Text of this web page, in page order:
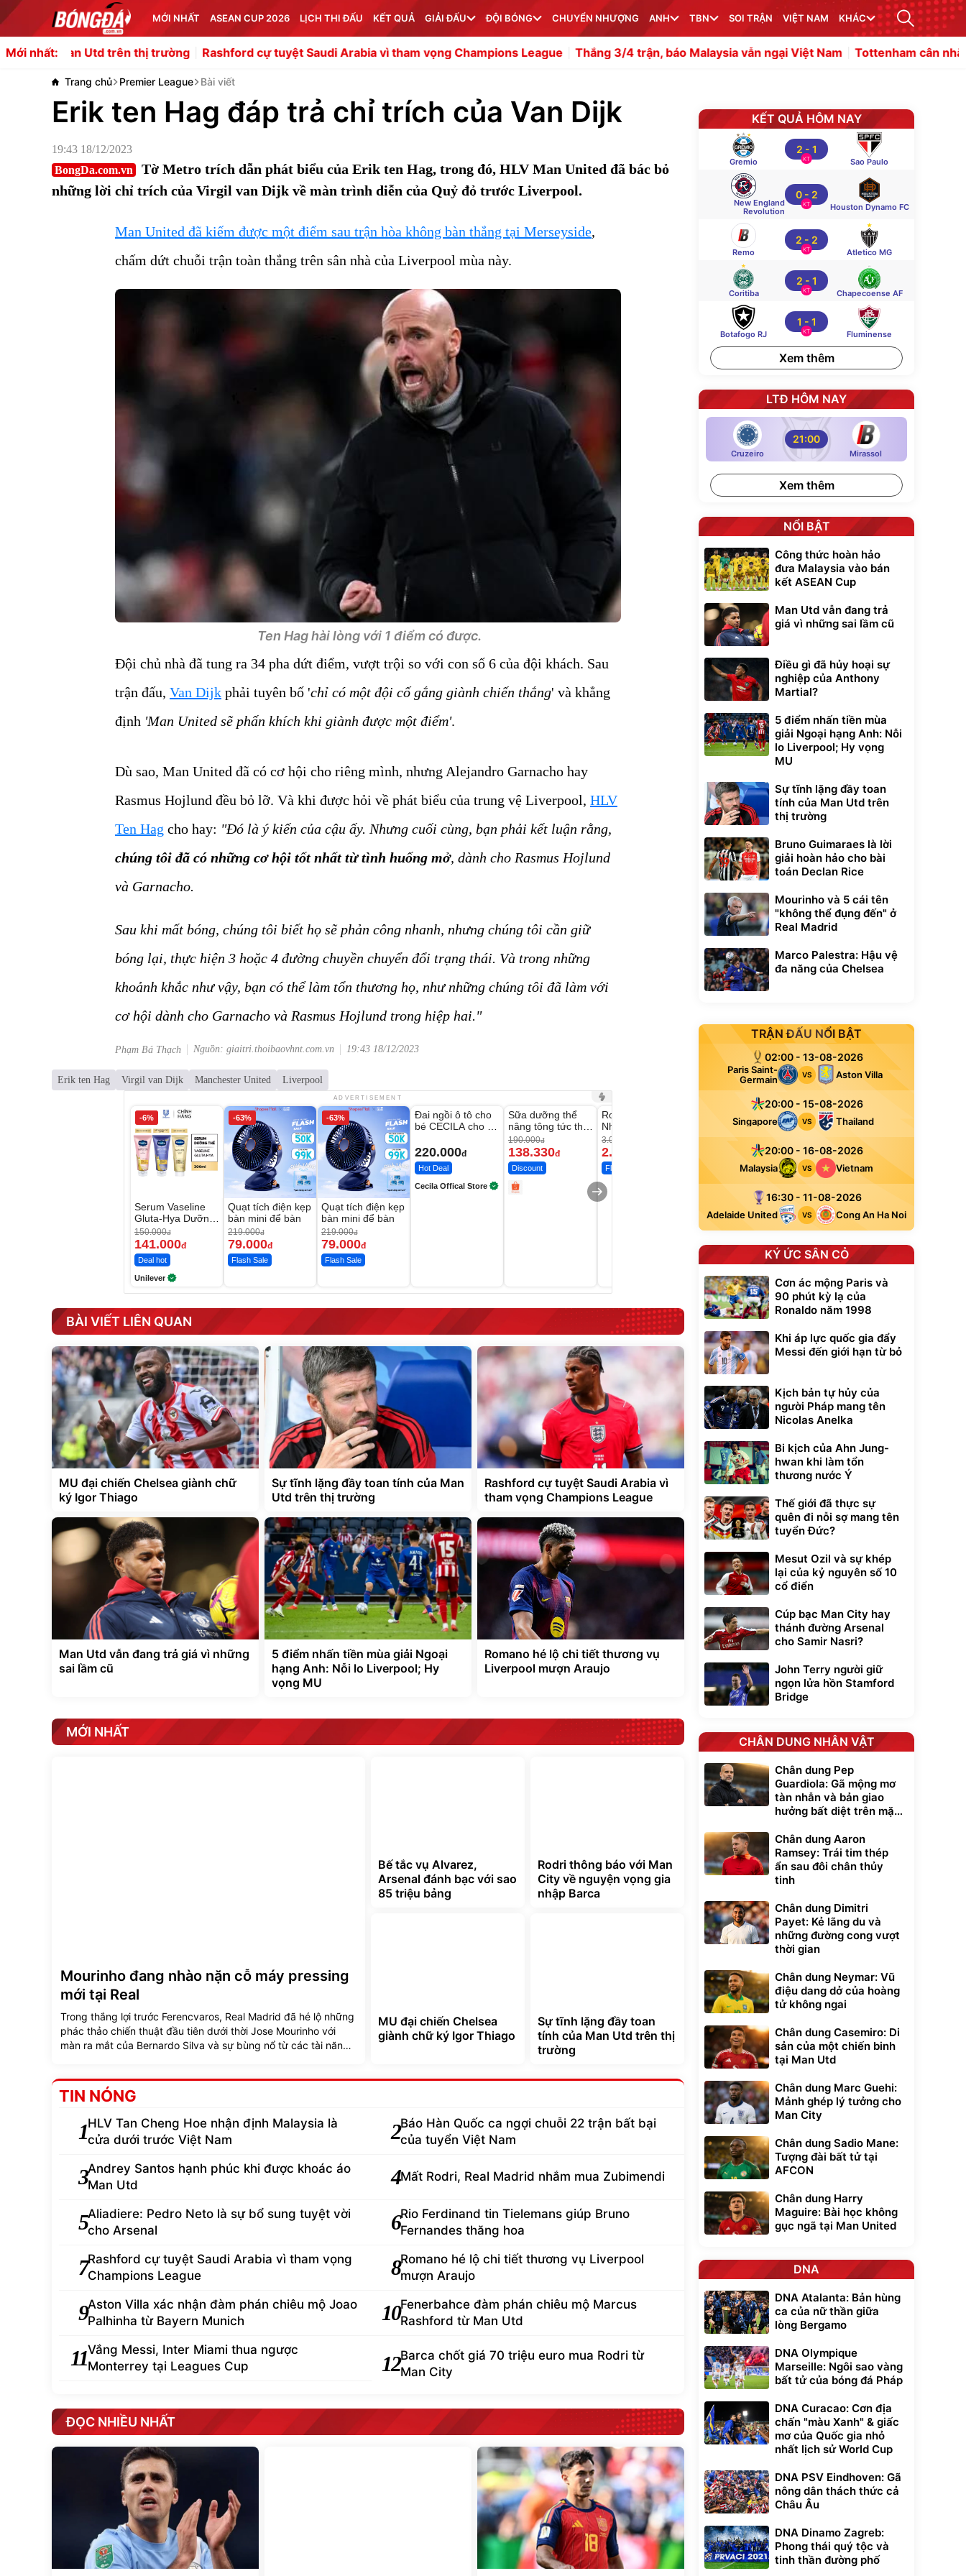
MỚI NHẤT ASEAN CUP 2026 LỊCH THI ĐẤU KẾT QUẢ GIẢI ĐẤU ĐỘI BÓNG CHUYỂN NHƯỢNG ANH TBN SOI TRẬN VIỆT NAM KHÁC
Mới nhất:
Utd trên thị trường Rashford cự tuyệt Saudi Arabia vì tham vọng Champions League Thắng 3/4 trận, báo Malaysia vẫn ngại Việt Nam Tottenham cân nhắc chiêu mộ
Trang chủ Premier League Bài viết
Erik ten Hag đáp trả chỉ trích của Van Dijk
19:43 18/12/2023
BongDa.com.vn
Tờ Metro trích dẫn phát biểu của Erik ten Hag, trong đó, HLV Man United đã bác bỏ
những lời chỉ trích của Virgil van Dijk về màn trình diễn của Quỷ đỏ trước Liverpool.
Man United đã kiếm được một điểm sau trận hòa không bàn thắng tại Merseyside,
chấm dứt chuỗi trận toàn thắng trên sân nhà của Liverpool mùa này.
Ten Hag hài lòng với 1 điểm có được.
Đội chủ nhà đã tung ra 34 pha dứt điểm, vượt trội so với con số 6 của đội khách. Sau
trận đấu, Van Dijk phải tuyên bố 'chỉ có một đội cố gắng giành chiến thắng' và khẳng
định 'Man United sẽ phấn khích khi giành được một điểm'.
Dù sao, Man United đã có cơ hội cho riêng mình, nhưng Alejandro Garnacho hay
Rasmus Hojlund đều bỏ lỡ. Và khi được hỏi về phát biểu của trung vệ Liverpool, HLV
Ten Hag cho hay: "Đó là ý kiến của cậu ấy. Nhưng cuối cùng, bạn phải kết luận rằng,
chúng tôi đã có những cơ hội tốt nhất từ tình huống mở, dành cho Rasmus Hojlund
và Garnacho.
Sau khi mất bóng, chúng tôi biết họ sẽ phản công nhanh, nhưng chúng tôi cần giữ
bóng lại, thực hiện 3 hoặc 4 đường chuyền chuyển đổi trạng thái. Và trong những
khoảnh khắc như vậy, bạn có thể làm tổn thương họ, như những chúng tôi đã làm với
cơ hội dành cho Garnacho và Rasmus Hojlund trong hiệp hai."
Phạm Bá Thạch Nguồn: giaitri.thoibaovhnt.com.vn 19:43 18/12/2023
Erik ten Hag Virgil van Dijk Manchester United Liverpool
ADVERTISEMENT
-6%
Serum Vaseline
Gluta-Hya Dưỡng
Da Sáng Mịn Sau
7 Ngày
150.000đ
141.000đ
Deal hot
Unilever
-63%
Quạt tích điện kẹp
bàn mini để bàn
219.000đ
79.000đ
Flash Sale
-63%
Quạt tích điện kẹp
bàn mini để bàn
219.000đ
79.000đ
Flash Sale
Đai ngồi ô tô cho
bé CECILA cho bé
220.000đ
Hot Deal
Cecila Offical Store
-27%
Sữa dưỡng thể
nâng tông tức thì
Vaseline Body
190.000đ
138.330đ
Discount
Robot Hút Bụi Lau
Nhà - D2-001 -
Thông Minh
3.000.000
2.200.000
Flash Sale
Khung Nhôm
9066 Size
20/24/28 Cao Cấp
1.000.000
Flash Sale
Lót ghế ôtô, nâng
lưng chống nóng
giúp thoải mái
295.000đ
Đã bán nhiều
BÀI VIẾT LIÊN QUAN
MU đại chiến Chelsea giành chữ
ký Igor Thiago
Sự tĩnh lặng đầy toan tính của Man
Utd trên thị trường
Rashford cự tuyệt Saudi Arabia vì
tham vọng Champions League
Man Utd vẫn đang trả giá vì những
sai lầm cũ
5 điểm nhấn tiền mùa giải Ngoại
hạng Anh: Nỗi lo Liverpool; Hy
vọng MU
Romano hé lộ chi tiết thương vụ
Liverpool mượn Araujo
MỚI NHẤT
Mourinho đang nhào nặn cỗ máy pressing
mới tại Real
Trong thắng lợi trước Ferencvaros, Real Madrid đã hé lộ những
phác thảo chiến thuật đầu tiên dưới thời Jose Mourinho với
màn ra mắt của Bernardo Silva và sự bùng nổ từ các tài năng
Bế tắc vụ Alvarez,
Arsenal đánh bạc với sao
85 triệu bảng
Rodri thông báo với Man
City về nguyện vọng gia
nhập Barca
MU đại chiến Chelsea
giành chữ ký Igor Thiago
Sự tĩnh lặng đầy toan
tính của Man Utd trên thị
trường
TIN NÓNG
1HLV Tan Cheng Hoe nhận định Malaysia là
cửa dưới trước Việt Nam
2Báo Hàn Quốc ca ngợi chuỗi 22 trận bất bại
của tuyển Việt Nam
3Andrey Santos hạnh phúc khi được khoác áo
Man Utd
4Mất Rodri, Real Madrid nhắm mua Zubimendi
5Aliadiere: Pedro Neto là sự bổ sung tuyệt vời
cho Arsenal
6Rio Ferdinand tin Tielemans giúp Bruno
Fernandes thăng hoa
7Rashford cự tuyệt Saudi Arabia vì tham vọng
Champions League
8Romano hé lộ chi tiết thương vụ Liverpool
mượn Araujo
9Aston Villa xác nhận đàm phán chiêu mộ Joao
Palhinha từ Bayern Munich
10Fenerbahce đàm phán chiêu mộ Marcus
Rashford từ Man Utd
11Vắng Messi, Inter Miami thua ngược
Monterrey tại Leagues Cup
12Barca chốt giá 70 triệu euro mua Rodri từ
Man City
ĐỌC NHIỀU NHẤT
KẾT QUẢ HÔM NAY
Gremio
2 - 1
KT Sao Paulo
New England
Revolution
0 - 2
KT Houston Dynamo FC
Remo
2 - 2
KT Atletico MG
Coritiba
2 - 1
KT Chapecoense AF
Botafogo RJ
1 - 1
KT Fluminense
Xem thêm
LTĐ HÔM NAY
Cruzeiro
21:00
Mirassol
Xem thêm
NỔI BẬT
Công thức hoàn hảo
đưa Malaysia vào bán
kết ASEAN Cup
Man Utd vẫn đang trả
giá vì những sai lầm cũ
Điều gì đã hủy hoại sự
nghiệp của Anthony
Martial?
5 điểm nhấn tiền mùa
giải Ngoại hạng Anh: Nỗi
lo Liverpool; Hy vọng
MU
Sự tĩnh lặng đầy toan
tính của Man Utd trên
thị trường
Bruno Guimaraes là lời
giải hoàn hảo cho bài
toán Declan Rice
Mourinho và 5 cái tên
"không thể đụng đến" ở
Real Madrid
Marco Palestra: Hậu vệ
đa năng của Chelsea
TRẬN ĐẤU NỔI BẬT
02:00 - 13-08-2026
Paris Saint-
Germain
VS Aston Villa
20:00 - 15-08-2026
Singapore VS Thailand
20:00 - 16-08-2026
Malaysia VS Vietnam
16:30 - 11-08-2026
Adelaide United VS Cong An Ha Noi
KÝ ỨC SÂN CỎ
Cơn ác mộng Paris và
90 phút kỳ lạ của
Ronaldo năm 1998
Khi áp lực quốc gia đẩy
Messi đến giới hạn từ bỏ
Kịch bản tự hủy của
người Pháp mang tên
Nicolas Anelka
Bi kịch của Ahn Jung-
hwan khi làm tổn
thương nước Ý
Thế giới đã thực sự
quên đi nỗi sợ mang tên
tuyển Đức?
Mesut Ozil và sự khép
lại của kỷ nguyên số 10
cổ điển
Cúp bạc Man City hay
thánh đường Arsenal
cho Samir Nasri?
John Terry người giữ
ngọn lửa hồn Stamford
Bridge
CHÂN DUNG NHÂN VẬT
Chân dung Pep
Guardiola: Gã mộng mơ
tàn nhẫn và bản giao
hưởng bất diệt trên mặt
Chân dung Aaron
Ramsey: Trái tim thép
ẩn sau đôi chân thủy
tinh
Chân dung Dimitri
Payet: Kẻ lãng du và
những đường cong vượt
thời gian
Chân dung Neymar: Vũ
điệu dang dở của hoàng
tử không ngai
Chân dung Casemiro: Di
sản của một chiến binh
tại Man Utd
Chân dung Marc Guehi:
Mảnh ghép lý tưởng cho
Man City
Chân dung Sadio Mane:
Tượng đài bất tử tại
AFCON
Chân dung Harry
Maguire: Bài học không
gục ngã tại Man United
DNA
DNA Atalanta: Bản hùng
ca của nữ thần giữa
lòng Bergamo
DNA Olympique
Marseille: Ngôi sao vàng
bất tử của bóng đá Pháp
DNA Curacao: Cơn địa
chấn "màu Xanh" & giấc
mơ của Quốc gia nhỏ
nhất lịch sử World Cup
DNA PSV Eindhoven: Gã
nông dân thách thức cả
Châu Âu
DNA Dinamo Zagreb:
Phong thái quý tộc và
tinh thần đường phố